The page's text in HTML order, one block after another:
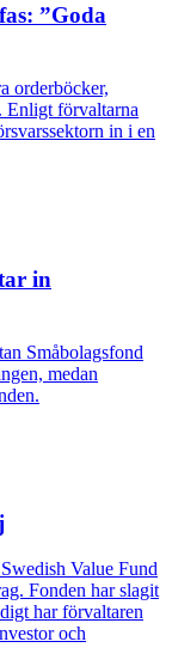
”Goda
orderböcker,
Enligt förvaltarna
in i en
in
Småbolagsfond
medan
Value Fund
Fonden har slagit
har förvaltaren
och